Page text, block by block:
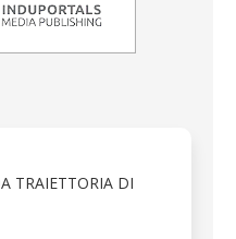
TRAIETTORIA DI